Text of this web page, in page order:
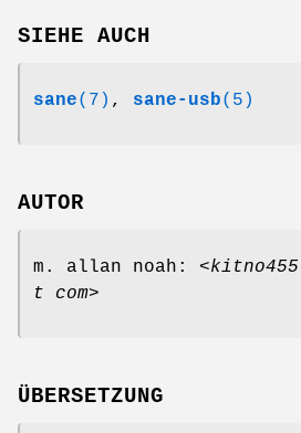
SIEHE AUCH
sane(7) , sane-usb(5)
AUTOR
m. allan noah: <
t com>
ÜBERSETZUNG